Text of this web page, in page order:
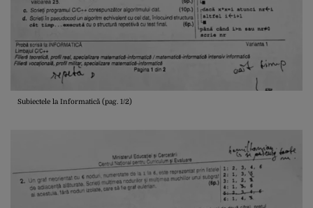
Subiectele la Informatică (pag. 1/2)